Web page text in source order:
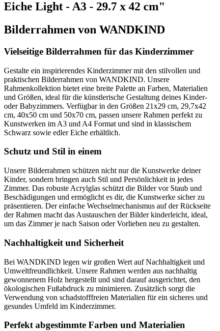
Eiche Light - A3 - 29.7 x 42 cm"
Bilderrahmen von WANDKIND
Vielseitige Bilderrahmen für das Kinderzimmer
Gestalte ein inspirierendes Kinderzimmer mit den stilvollen und
praktischen Bilderrahmen von WANDKIND. Unsere
Rahmenkollektion bietet eine breite Palette an Farben, Materialien
und Größen, ideal für die künstlerische Gestaltung deines Kinder-
oder Babyzimmers. Verfügbar in den Größen 21x29 cm, 29,7x42
cm, 40x50 cm und 50x70 cm, passen unsere Rahmen perfekt zu
Kunstwerken im A3 und A4 Format und sind in klassischem
Schwarz sowie edler Eiche erhältlich.
Schutz und Stil in einem
Unsere Bilderrahmen schützen nicht nur die Kunstwerke deiner
Kinder, sondern bringen auch Stil und Persönlichkeit in jedes
Zimmer. Das robuste Acrylglas schützt die Bilder vor Staub und
Beschädigungen und ermöglicht es dir, die Kunstwerke sicher zu
präsentieren. Der einfache Wechselmechanismus auf der Rückseite
der Rahmen macht das Austauschen der Bilder kinderleicht, ideal,
um das Zimmer je nach Saison oder Vorlieben neu zu gestalten.
Nachhaltigkeit und Sicherheit
Bei WANDKIND legen wir großen Wert auf Nachhaltigkeit und
Umweltfreundlichkeit. Unsere Rahmen werden aus nachhaltig
gewonnenem Holz hergestellt und sind darauf ausgerichtet, den
ökologischen Fußabdruck zu minimieren. Zusätzlich sorgt die
Verwendung von schadstofffreien Materialien für ein sicheres und
gesundes Umfeld im Kinderzimmer.
Perfekt abgestimmte Farben und Materialien